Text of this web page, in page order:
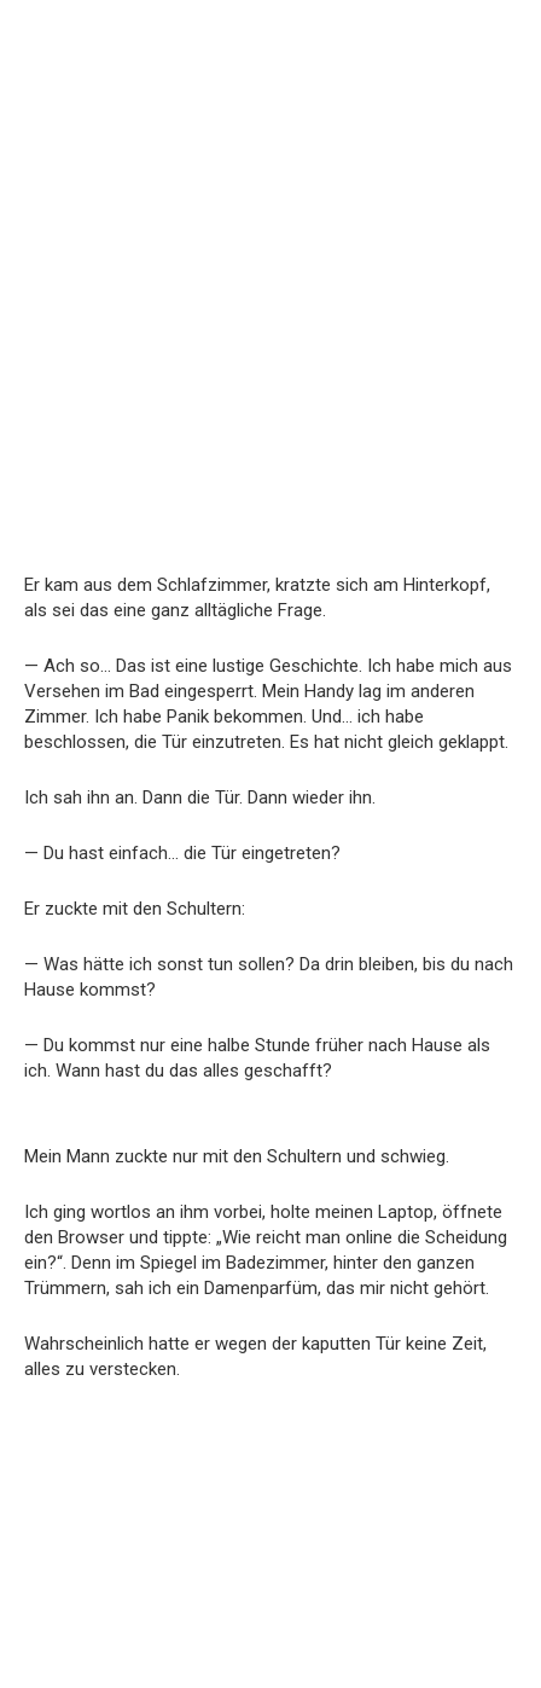
Er kam aus dem Schlafzimmer, kratzte sich am Hinterkopf,
als sei das eine ganz alltägliche Frage.
— Ach so… Das ist eine lustige Geschichte. Ich habe mich aus
Versehen im Bad eingesperrt. Mein Handy lag im anderen
Zimmer. Ich habe Panik bekommen. Und… ich habe
beschlossen, die Tür einzutreten. Es hat nicht gleich geklappt.
Ich sah ihn an. Dann die Tür. Dann wieder ihn.
— Du hast einfach… die Tür eingetreten?
Er zuckte mit den Schultern:
— Was hätte ich sonst tun sollen? Da drin bleiben, bis du nach
Hause kommst?
— Du kommst nur eine halbe Stunde früher nach Hause als
ich. Wann hast du das alles geschafft?
Mein Mann zuckte nur mit den Schultern und schwieg.
Ich ging wortlos an ihm vorbei, holte meinen Laptop, öffnete
den Browser und tippte: „Wie reicht man online die Scheidung
ein?“. Denn im Spiegel im Badezimmer, hinter den ganzen
Trümmern, sah ich ein Damenparfüm, das mir nicht gehört.
Wahrscheinlich hatte er wegen der kaputten Tür keine Zeit,
alles zu verstecken.